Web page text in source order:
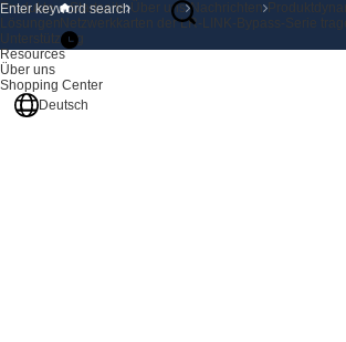
Produkte
Lösungen
Unterstützung
Resources
Über uns
Shopping Center
Deutsch
Startseite Über uns Nachrichten
Netzwerkkarten der LR-LINK-Bypass-Serie